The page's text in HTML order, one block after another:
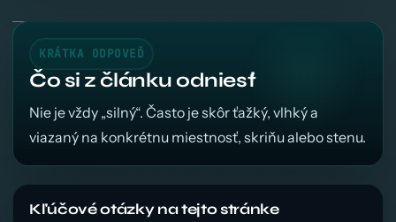
KRÁTKA ODPOVEĎ
Čo si z článku odniesť
Nie je vždy „silný“. Často je skôr ťažký, vlhký a
viazaný na konkrétnu miestnosť, skriňu alebo stenu.
Kľúčové otázky na tejto stránke